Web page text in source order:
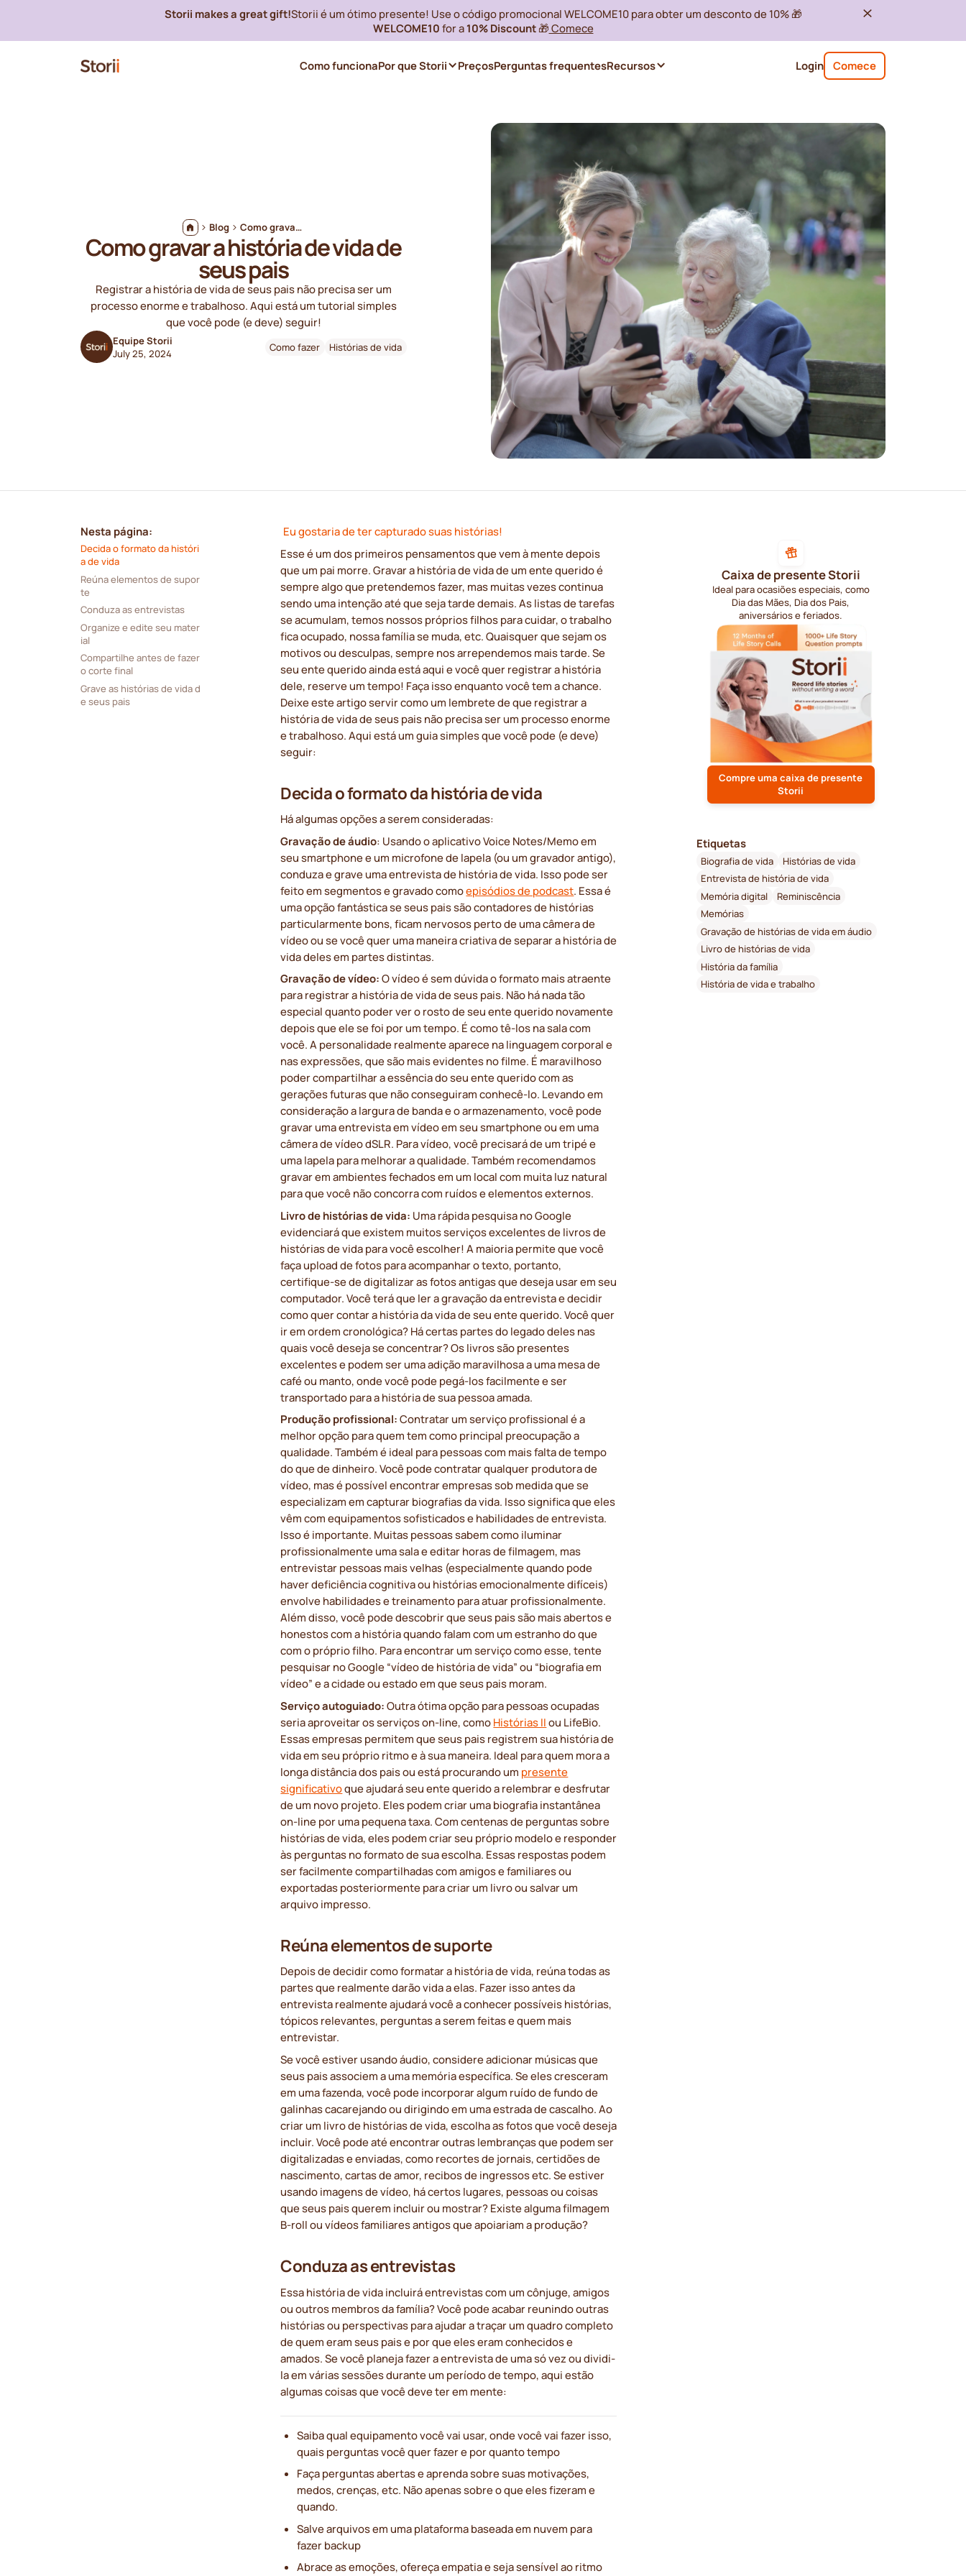
Storii makes a great gift!Storii é um ótimo presente! Use o código promocional WELCOME10 para obter um desconto de 10% 🎁
WELCOME10 for a10% Discount🎁 Comece
Login Comece
Como funcionaPor que Storii PreçosPerguntas frequentesRecursos
Blog Como gravar a história de vida de seus pais
Como gravar a história de vida de
seus pais
Registrar a história de vida de seus pais não precisa ser um
processo enorme e trabalhoso. Aqui está um tutorial simples
que você pode (e deve) seguir!
Equipe Storii
July 25, 2024
Como fazer Histórias de vida
Nesta página:
Decida o formato da históri
a de vida
Reúna elementos de supor
te
Conduza as entrevistas
Organize e edite seu mater
ial
Compartilhe antes de fazer
o corte final
Grave as histórias de vida d
e seus pais
Eu gostaria de ter capturado suas histórias!
Esse é um dos primeiros pensamentos que vem à mente depois
que um pai morre. Gravar a história de vida de um ente querido é
sempre algo que pretendemos fazer, mas muitas vezes continua
sendo uma intenção até que seja tarde demais. As listas de tarefas
se acumulam, temos nossos próprios filhos para cuidar, o trabalho
fica ocupado, nossa família se muda, etc. Quaisquer que sejam os
motivos ou desculpas, sempre nos arrependemos mais tarde. Se
seu ente querido ainda está aqui e você quer registrar a história
dele, reserve um tempo! Faça isso enquanto você tem a chance.
Deixe este artigo servir como um lembrete de que registrar a
história de vida de seus pais não precisa ser um processo enorme
e trabalhoso. Aqui está um guia simples que você pode (e deve)
seguir:
Decida o formato da história de vida
Há algumas opções a serem consideradas:
Gravação de áudio: Usando o aplicativo Voice Notes/Memo em
seu smartphone e um microfone de lapela (ou um gravador antigo),
conduza e grave uma entrevista de história de vida. Isso pode ser
feito em segmentos e gravado comoepisódios de podcast. Essa é
uma opção fantástica se seus pais são contadores de histórias
particularmente bons, ficam nervosos perto de uma câmera de
vídeo ou se você quer uma maneira criativa de separar a história de
vida deles em partes distintas.
Gravação de vídeo:O vídeo é sem dúvida o formato mais atraente
para registrar a história de vida de seus pais. Não há nada tão
especial quanto poder ver o rosto de seu ente querido novamente
depois que ele se foi por um tempo. É como tê-los na sala com
você. A personalidade realmente aparece na linguagem corporal e
nas expressões, que são mais evidentes no filme. É maravilhoso
poder compartilhar a essência do seu ente querido com as
gerações futuras que não conseguiram conhecê-lo. Levando em
consideração a largura de banda e o armazenamento, você pode
gravar uma entrevista em vídeo em seu smartphone ou em uma
câmera de vídeo dSLR. Para vídeo, você precisará de um tripé e
uma lapela para melhorar a qualidade. Também recomendamos
gravar em ambientes fechados em um local com muita luz natural
para que você não concorra com ruídos e elementos externos.
Livro de histórias de vida: Uma rápida pesquisa no Google
evidenciará que existem muitos serviços excelentes de livros de
histórias de vida para você escolher! A maioria permite que você
faça upload de fotos para acompanhar o texto, portanto,
certifique-se de digitalizar as fotos antigas que deseja usar em seu
computador. Você terá que ler a gravação da entrevista e decidir
como quer contar a história da vida de seu ente querido. Você quer
ir em ordem cronológica? Há certas partes do legado deles nas
quais você deseja se concentrar? Os livros são presentes
excelentes e podem ser uma adição maravilhosa a uma mesa de
café ou manto, onde você pode pegá-los facilmente e ser
transportado para a história de sua pessoa amada.
Produção profissional:Contratar um serviço profissional é a
melhor opção para quem tem como principal preocupação a
qualidade. Também é ideal para pessoas com mais falta de tempo
do que de dinheiro. Você pode contratar qualquer produtora de
vídeo, mas é possível encontrar empresas sob medida que se
especializam em capturar biografias da vida. Isso significa que eles
vêm com equipamentos sofisticados e habilidades de entrevista.
Isso é importante. Muitas pessoas sabem como iluminar
profissionalmente uma sala e editar horas de filmagem, mas
entrevistar pessoas mais velhas (especialmente quando pode
haver deficiência cognitiva ou histórias emocionalmente difíceis)
envolve habilidades e treinamento para atuar profissionalmente.
Além disso, você pode descobrir que seus pais são mais abertos e
honestos com a história quando falam com um estranho do que
com o próprio filho. Para encontrar um serviço como esse, tente
pesquisar no Google “vídeo de história de vida” ou “biografia em
vídeo” e a cidade ou estado em que seus pais moram.
Serviço autoguiado:Outra ótima opção para pessoas ocupadas
seria aproveitar os serviços on-line, como Histórias II ou LifeBio.
Essas empresas permitem que seus pais registrem sua história de
vida em seu próprio ritmo e à sua maneira. Ideal para quem mora a
longa distância dos pais ou está procurando um presente
significativoque ajudará seu ente querido a relembrar e desfrutar
de um novo projeto. Eles podem criar uma biografia instantânea
on-line por uma pequena taxa. Com centenas de perguntas sobre
histórias de vida, eles podem criar seu próprio modelo e responder
às perguntas no formato de sua escolha. Essas respostas podem
ser facilmente compartilhadas com amigos e familiares ou
exportadas posteriormente para criar um livro ou salvar um
arquivo impresso.
Reúna elementos de suporte
Depois de decidir como formatar a história de vida, reúna todas as
partes que realmente darão vida a elas. Fazer isso antes da
entrevista realmente ajudará você a conhecer possíveis histórias,
tópicos relevantes, perguntas a serem feitas e quem mais
entrevistar.
Se você estiver usando áudio, considere adicionar músicas que
seus pais associem a uma memória específica. Se eles cresceram
em uma fazenda, você pode incorporar algum ruído de fundo de
galinhas cacarejando ou dirigindo em uma estrada de cascalho. Ao
criar um livro de histórias de vida, escolha as fotos que você deseja
incluir. Você pode até encontrar outras lembranças que podem ser
digitalizadas e enviadas, como recortes de jornais, certidões de
nascimento, cartas de amor, recibos de ingressos etc. Se estiver
usando imagens de vídeo, há certos lugares, pessoas ou coisas
que seus pais querem incluir ou mostrar? Existe alguma filmagem
B-roll ou vídeos familiares antigos que apoiariam a produção?
Conduza as entrevistas
Essa história de vida incluirá entrevistas com um cônjuge, amigos
ou outros membros da família? Você pode acabar reunindo outras
histórias ou perspectivas para ajudar a traçar um quadro completo
de quem eram seus pais e por que eles eram conhecidos e
amados. Se você planeja fazer a entrevista de uma só vez ou dividi-
la em várias sessões durante um período de tempo, aqui estão
algumas coisas que você deve ter em mente:
Saiba qual equipamento você vai usar, onde você vai fazer isso,
quais perguntas você quer fazer e por quanto tempo
Faça perguntas abertas e aprenda sobre suas motivações,
medos, crenças, etc. Não apenas sobre o que eles fizeram e
quando.
Salve arquivos em uma plataforma baseada em nuvem para
fazer backup
Abrace as emoções, ofereça empatia e seja sensível ao ritmo
Caixa de presente Storii
Ideal para ocasiões especiais, como
Dia das Mães, Dia dos Pais,
aniversários e feriados.
Compre uma caixa de presente
Storii
Etiquetas
Biografia de vida
Histórias de vida
Entrevista de história de vida
Memória digital
Reminiscência
Memórias
Gravação de histórias de vida em áudio
Livro de histórias de vida
História da família
História de vida e trabalho